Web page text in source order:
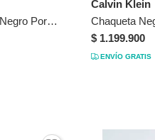
Chaqueta Santander Lt Negro Portugal Chaqueta Santander Lt Negro Portugal Talla 44
Calvin Klein
$ 1.199.900
ENVÍO GRATIS